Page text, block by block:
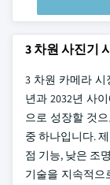
3 차원 사진기
3 차원 카메라 시
년과 2032년 사
으로 성장할 것
중 하나입니다.
점 기능, 낮은 조
기술을 지속적으